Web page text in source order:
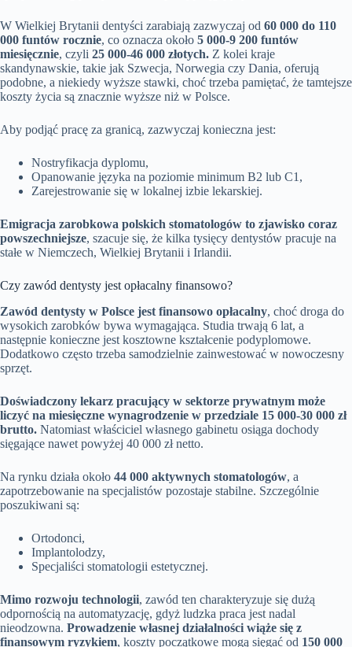
W Wielkiej Brytanii dentyści zarabiają zazwyczaj od 60 000 do 110
000 funtów rocznie, co oznacza około 5 000-9 200 funtów
miesięcznie, czyli 25 000-46 000 złotych. Z kolei kraje
skandynawskie, takie jak Szwecja, Norwegia czy Dania, oferują
podobne, a niekiedy wyższe stawki, choć trzeba pamiętać, że tamtejsze
koszty życia są znacznie wyższe niż w Polsce.
Aby podjąć pracę za granicą, zazwyczaj konieczna jest:
Nostryfikacja dyplomu,
Opanowanie języka na poziomie minimum B2 lub C1,
Zarejestrowanie się w lokalnej izbie lekarskiej.
Emigracja zarobkowa polskich stomatologów to zjawisko coraz
powszechniejsze, szacuje się, że kilka tysięcy dentystów pracuje na
stałe w Niemczech, Wielkiej Brytanii i Irlandii.
Czy zawód dentysty jest opłacalny finansowo?
Zawód dentysty w Polsce jest finansowo opłacalny, choć droga do
wysokich zarobków bywa wymagająca. Studia trwają 6 lat, a
następnie konieczne jest kosztowne kształcenie podyplomowe.
Dodatkowo często trzeba samodzielnie zainwestować w nowoczesny
sprzęt.
Doświadczony lekarz pracujący w sektorze prywatnym może
liczyć na miesięczne wynagrodzenie w przedziale 15 000-30 000 zł
brutto. Natomiast właściciel własnego gabinetu osiąga dochody
sięgające nawet powyżej 40 000 zł netto.
Na rynku działa około 44 000 aktywnych stomatologów, a
zapotrzebowanie na specjalistów pozostaje stabilne. Szczególnie
poszukiwani są:
Ortodonci,
Implantolodzy,
Specjaliści stomatologii estetycznej.
Mimo rozwoju technologii, zawód ten charakteryzuje się dużą
odpornością na automatyzację, gdyż ludzka praca jest nadal
nieodzowna. Prowadzenie własnej działalności wiąże się z
finansowym ryzykiem, koszty początkowe mogą sięgać od 150 000